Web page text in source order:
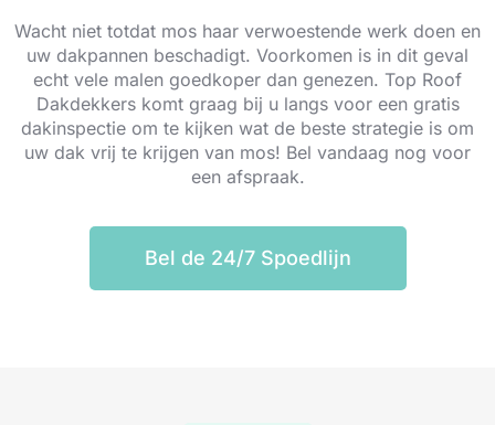
Wacht niet totdat mos haar verwoestende werk doen en
uw dakpannen beschadigt. Voorkomen is in dit geval
echt vele malen goedkoper dan genezen. Top Roof
Dakdekkers komt graag bij u langs voor een gratis
dakinspectie om te kijken wat de beste strategie is om
uw dak vrij te krijgen van mos! Bel vandaag nog voor
een afspraak.
Bel de 24/7 Spoedlijn